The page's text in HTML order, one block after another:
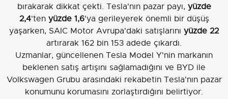
bırakarak dikkat çekti. Tesla'nın pazar payı, yüzde
2,4'ten yüzde 1,6'ya gerileyerek önemli bir düşüş
yaşarken, SAIC Motor Avrupa'daki satışlarını yüzde 22
artırarak 162 bin 153 adede çıkardı.
Uzmanlar, güncellenen Tesla Model Y'nin markanın
beklenen satış artışını sağlamadığını ve BYD ile
Volkswagen Grubu arasındaki rekabetin Tesla'nın pazar
konumunu korumasını zorlaştırdığını belirtiyor.